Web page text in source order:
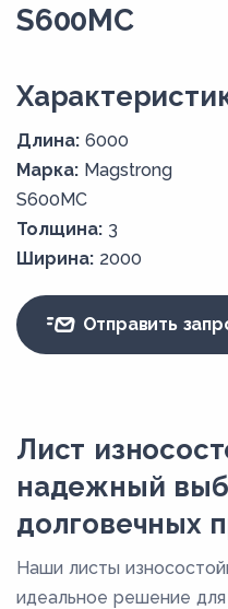
S600MC
Длина: 6000
Марка: Magstrong
S600MC
Толщина: 3
Ширина: 2000
Отправить
Лист
надежный
долговечных
Наши листы
идеальное решение для